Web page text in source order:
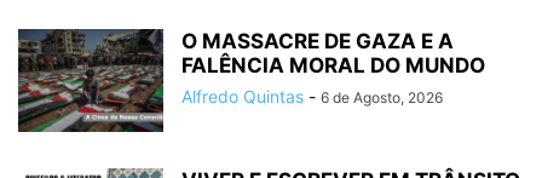
O MASSACRE DE GAZA E A
FALÊNCIA MORAL DO MUNDO
Alfredo Quintas - 6 de Agosto, 2026